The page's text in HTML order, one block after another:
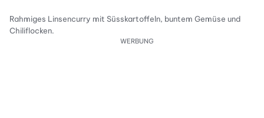
Rahmiges Linsencurry mit Süsskartoffeln, buntem Gemüse und
Chiliflocken.
WERBUNG